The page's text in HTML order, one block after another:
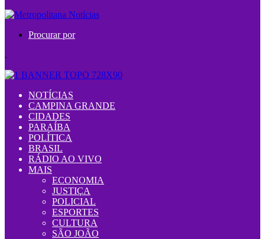
Procurar por
.
NOTÍCIAS
CAMPINA GRANDE
CIDADES
PARAÍBA
POLÍTICA
BRASIL
RÁDIO AO VIVO
MAIS
ECONOMIA
JUSTIÇA
POLICIAL
ESPORTES
CULTURA
SÃO JOÃO